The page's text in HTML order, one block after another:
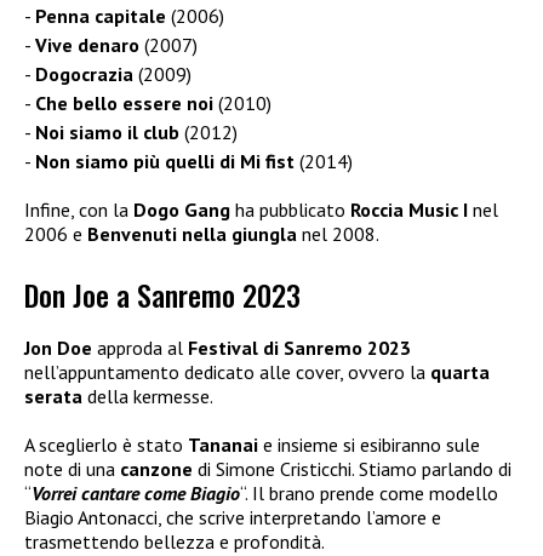
Penna capitale (2006)
Vive denaro (2007)
Dogocrazia (2009)
Che bello essere noi (2010)
Noi siamo il club (2012)
Non siamo più quelli di Mi fist (2014)
Infine, con la Dogo Gang ha pubblicato Roccia Music I nel
2006 e Benvenuti nella giungla nel 2008.
Don Joe a Sanremo 2023
Jon Doe approda al Festival di Sanremo 2023
nell’appuntamento dedicato alle cover, ovvero la quarta
serata della kermesse.
A sceglierlo è stato Tananai e insieme si esibiranno sule
note di una canzone di Simone Cristicchi. Stiamo parlando di
“Vorrei cantare come Biagio“. Il brano prende come modello
Biagio Antonacci, che scrive interpretando l’amore e
trasmettendo bellezza e profondità.